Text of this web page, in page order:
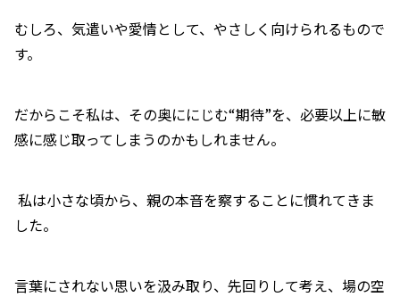
むしろ、気遣いや愛情として、やさしく向けられるもので
す。
だからこそ私は、その奥ににじむ“期待”を、必要以上に敏
感に感じ取ってしまうのかもしれません。
私は小さな頃から、親の本音を察することに慣れてきま
した。
言葉にされない思いを汲み取り、先回りして考え、場の空